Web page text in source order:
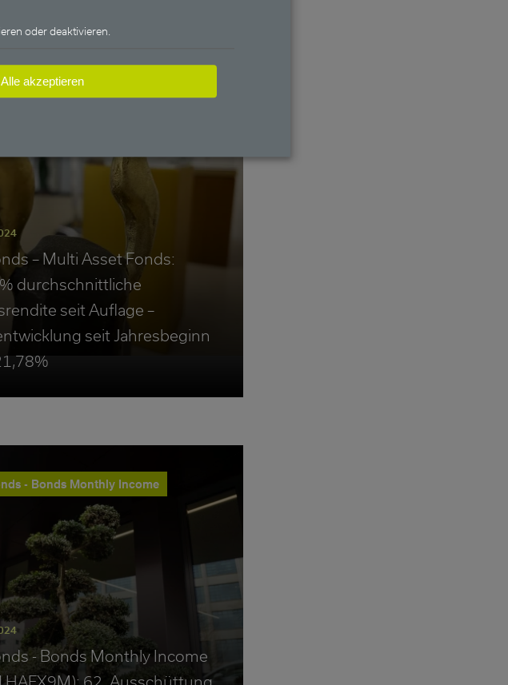
- Multi Asset Fonds
– Multi Asset Fonds:
durchschnittliche
seit Auflage –
seit Jahresbeginn
- Bonds Monthly Income
- Bonds Monthly Income
oder deaktivieren.
Alle akzeptieren